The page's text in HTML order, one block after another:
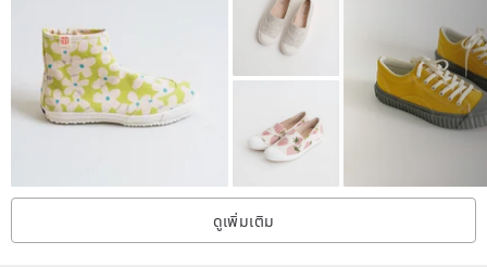
www.pinkoi.com/product/u6Ud5ZNu
Berlin Blackwww.pinkoi.com/product/dgufULyH
Prague Greywww.pinkoi.com/product/Bd4MJPv9
Gothenburg Misty Whitewww.pinkoi.com/product/NihF4QE9
Florence Redwww.pinkoi.com/product/8n2HX5cb
-----------------------------------------------------------------------
📝 Product Information:
✔ Materials: Waterproof Cowhide + Waterproof Suede
ดูเพิ่มเติม